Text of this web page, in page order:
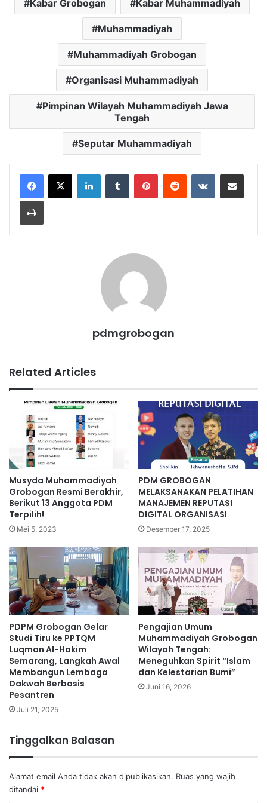
Kabar Grobogan Kabar Muhammadiyah
Muhammadiyah
Muhammadiyah Grobogan
Organisasi Muhammadiyah
Pimpinan Wilayah Muhammadiyah Jawa
Tengah
Seputar Muhammadiyah
LinkedInTumblr PinterestReddit VKontakteShare via Email
Print
pdmgrobogan
Related Articles
Musyda Muhammadiyah
Grobogan Resmi Berakhir,
Berikut 13 Anggota PDM
Terpilih!
Mei 5, 2023
PDM GROBOGAN
MELAKSANAKAN PELATIHAN
MANAJEMEN REPUTASI
DIGITAL ORGANISASI
Desember 17, 2025
PDPM Grobogan Gelar
Studi Tiru ke PPTQM
Luqman Al-Hakim
Semarang, Langkah Awal
Membangun Lembaga
Dakwah Berbasis
Pesantren
Juli 21, 2025
Pengajian Umum
Muhammadiyah Grobogan
Wilayah Tengah:
Meneguhkan Spirit “Islam
dan Kelestarian Bumi”
Juni 16, 2026
Tinggalkan Balasan
Alamat email Anda tidak akan dipublikasikan. Ruas yang wajib
ditandai *